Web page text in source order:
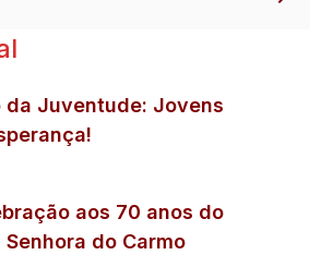
da Juventude: Jovens
aos 70 anos do
do Carmo